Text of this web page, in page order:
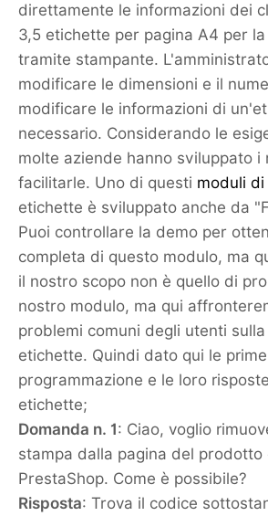
direttamente le informazioni dei
3,5 etichette per pagina A4 per
tramite stampante.
modificare le dimensioni e il
modificare le informazioni di
necessario. Considerando le
molte aziende hanno sviluppato i
facilitarle. Uno di questi moduli
etichette è sviluppato anche da
Puoi controllare la demo per
completa di questo modulo, ma
il nostro scopo non è quello di
nostro modulo, ma qui
problemi comuni degli utenti
etichette. Quindi dato qui le
programmazione e le loro
etichette;
Domanda n. 1: Ciao, voglio
stampa dalla pagina del prodotto
PrestaShop. Come è possibile?
Risposta: Trova il codice